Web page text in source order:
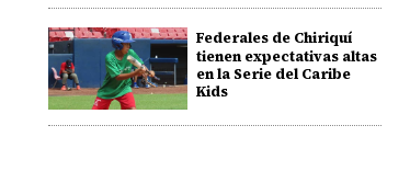
Federales de Chiriquí
tienen expectativas altas
en la Serie del Caribe
Kids